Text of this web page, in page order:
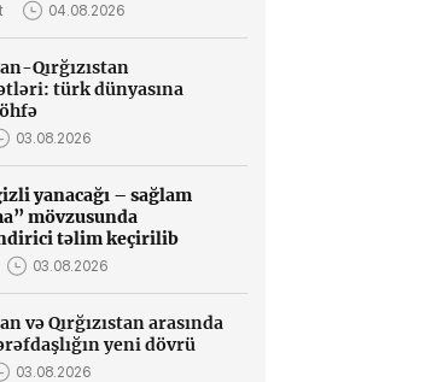
04.08.2026
Qırğızıstan
türk dünyasına
03.08.2026
yanacağı – sağlam
mövzusunda
təlim keçirilib
03.08.2026
və Qırğızıstan arasında
yeni dövrü
03.08.2026